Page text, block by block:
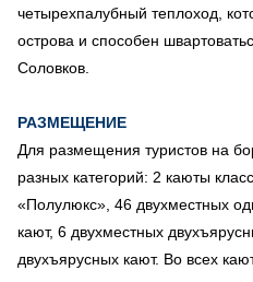
четырехпалубный теплоход,
острова и способен
Соловков.
РАЗМЕЩЕНИЕ
Для размещения туристов на
разных категорий: 2 каюты
«Полулюкс», 46 двухместных
кают, 6 двухместных
двухъярусных кают. Во всех